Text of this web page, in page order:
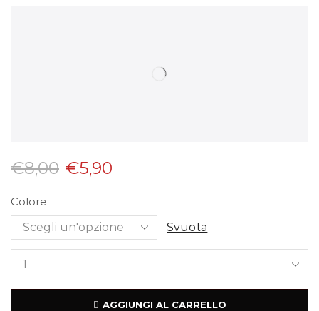
€8,00 €5,90
Colore
Svuota
AGGIUNGI AL CARRELLO